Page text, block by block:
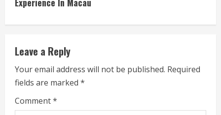
i
n
u
e
R
Leave a Reply
Your email address will not be published. Required
fields are marked *
Comment*